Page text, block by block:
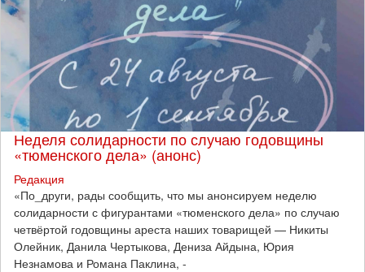
Неделя солидарности по случаю годовщины
«тюменского дела» (анонс)
Редакция
​«По_други, рады сообщить, что мы анонсируем неделю
солидарности с фигурантами «тюменского дела» по случаю
четвёртой годовщины ареста наших товарищей — Никиты
Олейник, Данила Чертыкова, Дениза Айдына, Юрия
Незнамова и Романа Паклина, -